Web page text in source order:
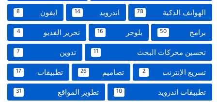
الهواتف الذكية 78 اندرويد 14 ايفون 8
برامج 50 بلوجر 16 تحرير الفديو 4
تحسين محركات البحث 11 تدوين 7
تسريع الإنترنت 2 تصاميم 26 تطبيقات 17
تطبيقات اندرويد 10 تطوير المواقع 31